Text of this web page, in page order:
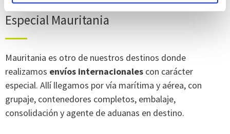
sociales y analizar el tráfico. Además, compartimos
web, quienes pueden combinarla con otra información
que les haya proporcionado o que hayan recopilado a
partir del uso que haya hecho de sus servicios.
Especial Mauritania
Mauritania es otro de nuestros destinos donde
realizamos envíos internacionales con carácter
especial. Allí llegamos por vía marítima y aérea, con
grupaje, contenedores completos, embalaje,
consolidación y agente de aduanas en destino.